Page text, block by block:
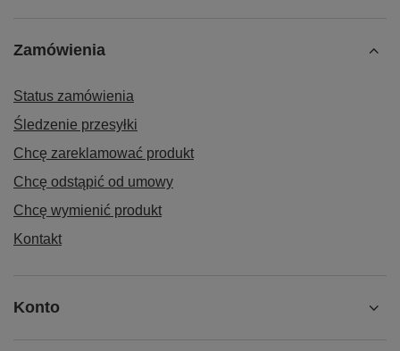
Zamówienia
Status zamówienia
Śledzenie przesyłki
Chcę zareklamować produkt
Chcę odstąpić od umowy
Chcę wymienić produkt
Kontakt
Konto